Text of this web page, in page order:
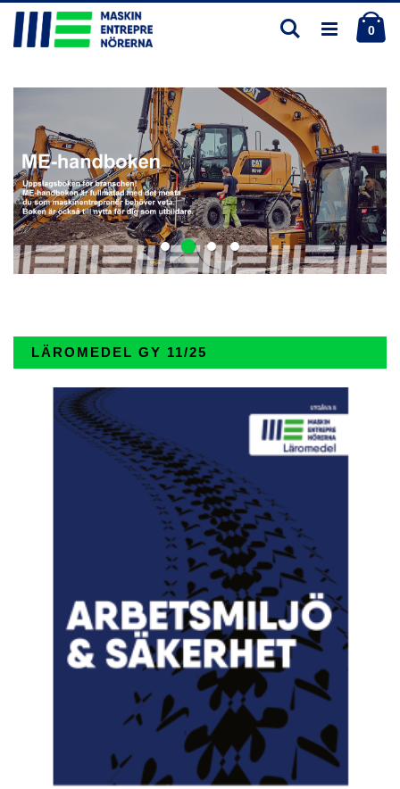
Skip
to
Content
0
Söka
LÄROMEDEL GY 11/25